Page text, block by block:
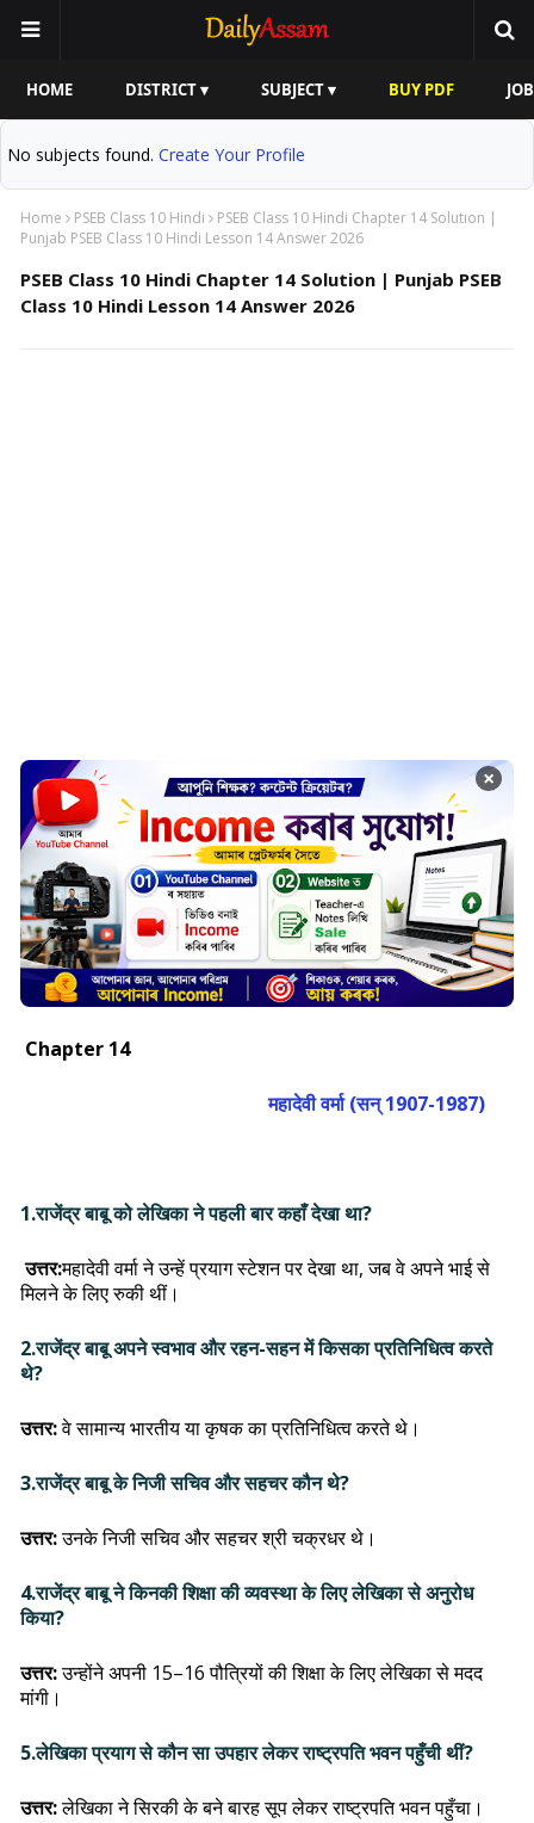
HOME DISTRICT ▾ SUBJECT ▾ BUY PDF
No subjects found. Create Your Profile
Home PSEB Class 10 Hindi
PSEB Class 10 Hindi Chapter 14 Solution |
Punjab PSEB Class 10 Hindi Lesson 14 Answer 2026
PSEB Class 10 Hindi Chapter 14 Solution | Punjab PSEB
Class 10 Hindi Lesson 14 Answer 2026
×
Chapter 14
महादेवी वर्मा (सन् 1907-1987)
1.राजेंद्र बाबू को लेखिका ने पहली बार कहाँ देखा था?
उत्तर:महादेवी वर्मा ने उन्हें प्रयाग स्टेशन पर देखा था, जब वे अपने भाई से
मिलने के लिए रुकी थीं।
2.राजेंद्र बाबू अपने स्वभाव और रहन-सहन में किसका प्रतिनिधित्व करते
थे?
उत्तर:वे सामान्य भारतीय या कृषक का प्रतिनिधित्व करते थे।
3.राजेंद्र बाबू के निजी सचिव और सहचर कौन थे?
उत्तर:उनके निजी सचिव और सहचर श्री चक्रधर थे।
4.राजेंद्र बाबू ने किनकी शिक्षा की व्यवस्था के लिए लेखिका से अनुरोध
किया?
उत्तर:उन्होंने अपनी 15–16 पौत्रियों की शिक्षा के लिए लेखिका से मदद
मांगी।
5.लेखिका प्रयाग से कौन सा उपहार लेकर राष्ट्रपति भवन पहुँची थीं?
उत्तर:लेखिका ने सिरकी के बने बारह सूप लेकर राष्ट्रपति भवन पहुँचा।